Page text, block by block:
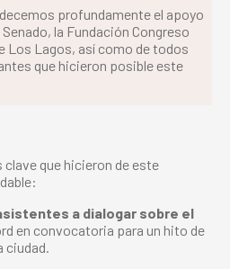
profundamente el apoyo
la Fundación Congreso
Los Lagos, así como de todos
que hicieron posible este
que hicieron de este
a dialogar sobre el
en convocatoria para un hito de
ciudad.